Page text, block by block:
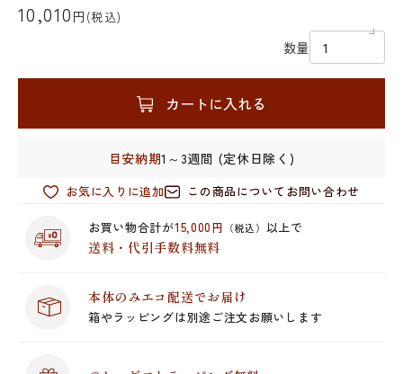
10,010 円 (税込)
数量
カートに入れる
目安納期1～3週間 (定休日除く)
お気に入りに追加 この商品についてお問い合わせ
お買い物合計が15,000円 （税込） 以上で
送料・代引手数料無料
本体のみエコ配送でお届け
箱やラッピングは別途ご注文お願いします